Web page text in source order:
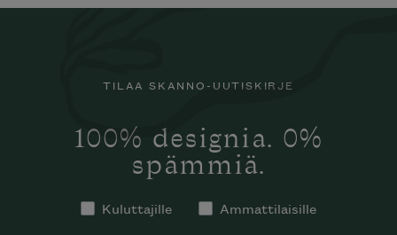
TILAA SKANNO-UUTISKIRJE
100% designia. 0%
spämmiä.
Kuluttajille Ammattilaisille